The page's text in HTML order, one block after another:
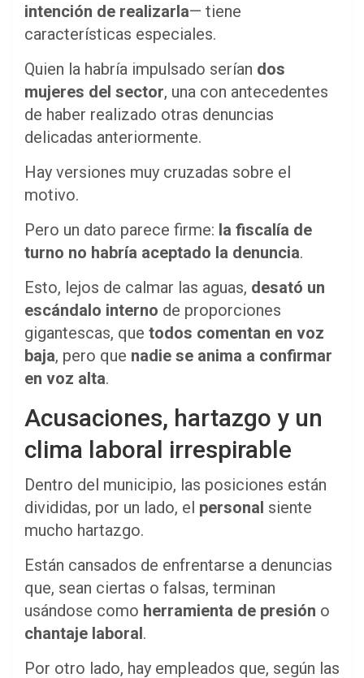
intención de realizarla— tiene
características especiales.
Quien la habría impulsado serían dos
mujeres del sector, una con antecedentes
de haber realizado otras denuncias
delicadas anteriormente.
Hay versiones muy cruzadas sobre el
motivo.
Pero un dato parece firme: la fiscalía de
turno no habría aceptado la denuncia.
Esto, lejos de calmar las aguas, desató un
escándalo interno de proporciones
gigantescas, que todos comentan en voz
baja, pero que nadie se anima a confirmar
en voz alta.
Acusaciones, hartazgo y un
clima laboral irrespirable
Dentro del municipio, las posiciones están
divididas, por un lado, el personal siente
mucho hartazgo.
Están cansados de enfrentarse a denuncias
que, sean ciertas o falsas, terminan
usándose como herramienta de presión o
chantaje laboral.
Por otro lado, hay empleados que, según las